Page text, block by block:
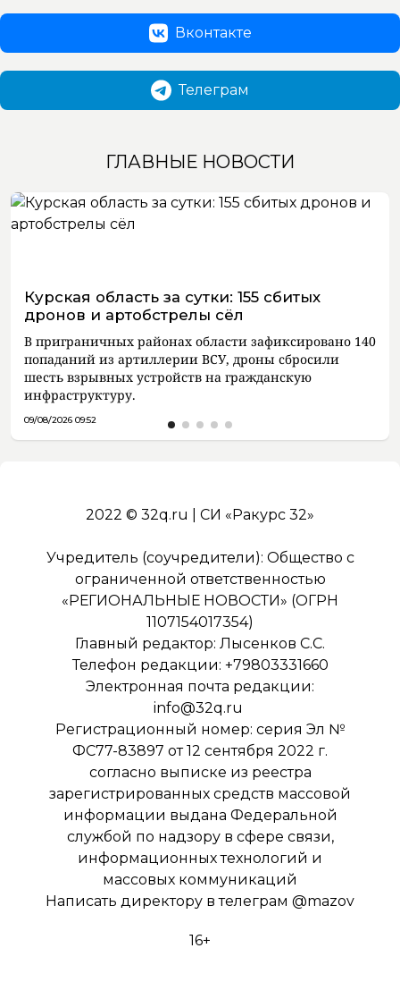
Вконтакте
Телеграм
ГЛАВНЫЕ НОВОСТИ
Курская область за сутки: 155 сбитых
дронов и артобстрелы сёл
В приграничных районах области зафиксировано 140
попаданий из артиллерии ВСУ, дроны сбросили
шесть взрывных устройств на гражданскую
инфраструктуру.
09/08/2026 09:52
2022 © 32q.ru | СИ «Ракурс 32»
Учредитель (соучредители): Общество с
ограниченной ответственностью
«РЕГИОНАЛЬНЫЕ НОВОСТИ» (ОГРН
1107154017354)
Главный редактор: Лысенков С.С.
Телефон редакции: +79803331660
Электронная почта редакции:
info@32q.ru
Регистрационный номер: серия Эл №
ФС77-83897 от 12 сентября 2022 г.
согласно выписке из реестра
зарегистрированных средств массовой
информации выдана Федеральной
службой по надзору в сфере связи,
информационных технологий и
массовых коммуникаций
Написать директору в телеграм @mazov
16+